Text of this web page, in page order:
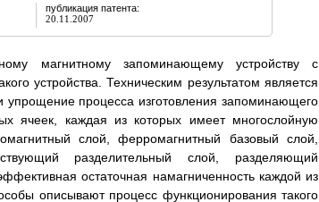
публикация патента:
20.11.2007
магнитному запоминающему устройству с
устройства. Техническим результатом является
процесса изготовления запоминающего
ячеек, каждая из которых имеет многослойную
слой, ферромагнитный базовый слой,
разделительный слой, разделяющий
остаточная намагниченность каждой из
описывают процесс функционирования такого